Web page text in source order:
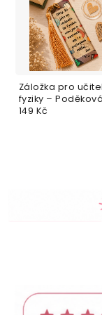
Záložka pro
fyziky –
od srdce
149 Kč